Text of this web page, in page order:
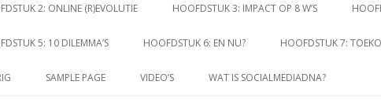
2: ONLINE (R)EVOLUTIE HOOFDSTUK 3: IMPACT OP 8 W’S
5: 10 DILEMMA’S HOOFDSTUK 6: EN NU? HOOFDSTUK 7:
SAMPLE PAGE VIDEO’S WAT IS SOCIALMEDIADNA?